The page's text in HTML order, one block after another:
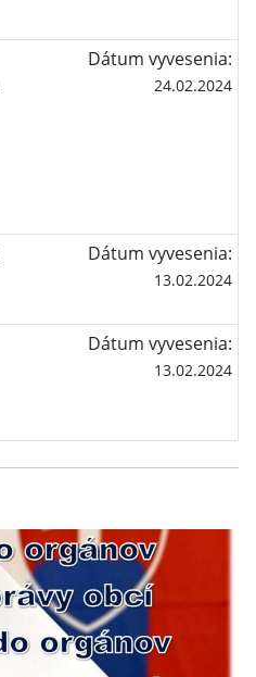
Dátum vyvesenia:
24.02.2024
Dátum vyvesenia:
13.02.2024
Dátum vyvesenia:
13.02.2024